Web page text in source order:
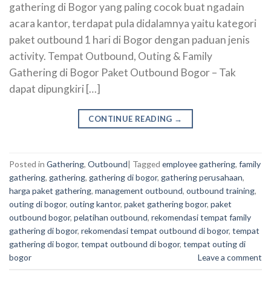
gathering di Bogor yang paling cocok buat ngadain
acara kantor, terdapat pula didalamnya yaitu kategori
paket outbound 1 hari di Bogor dengan paduan jenis
activity. Tempat Outbound, Outing & Family
Gathering di Bogor Paket Outbound Bogor – Tak
dapat dipungkiri […]
CONTINUE READING →
Posted in Gathering, Outbound| Tagged employee gathering, family
gathering, gathering, gathering di bogor, gathering perusahaan,
harga paket gathering, management outbound, outbound training,
outing di bogor, outing kantor, paket gathering bogor, paket
outbound bogor, pelatihan outbound, rekomendasi tempat family
gathering di bogor, rekomendasi tempat outbound di bogor, tempat
gathering di bogor, tempat outbound di bogor, tempat outing di
bogor
Leave a comment